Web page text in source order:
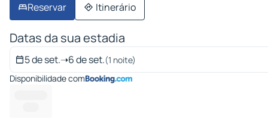
Reservar Itinerário
Datas da sua estadia
5 de set.➝6 de set.(1 noite)
Disponibilidade com